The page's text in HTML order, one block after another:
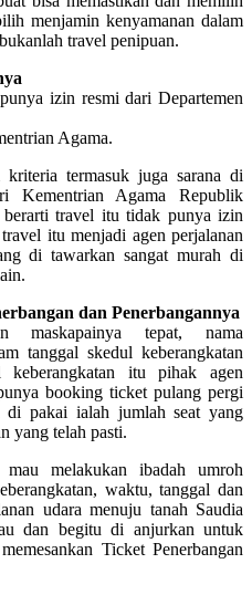
menjamin kenyamanan dalam
travel penipuan.
izin resmi dari Departemen
Agama.
termasuk juga sarana di
Agama Republik
travel itu tidak punya izin
itu menjadi agen perjalanan
di tawarkan sangat murah di
dan Penerbangannya
maskapainya tepat, nama
tanggal skedul keberangkatan
itu pihak agen
booking ticket pulang pergi
di pakai ialah jumlah seat yang
yang telah pasti.
melakukan ibadah umroh
waktu, tanggal dan
udara menuju tanah Saudia
dan begitu di anjurkan untuk
Ticket Penerbangan